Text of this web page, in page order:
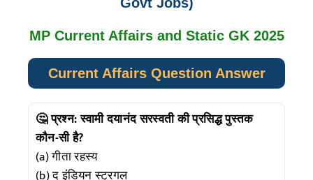
MP Current Affairs and Static GK 2025
Current Affairs Question Answer
🤔 प्रश्न: स्वामी दयानंद सरस्वती की प्रसिद्ध पुस्तक
कौन-सी है?
(a) गीता रहस्य
(b) द इंडियन स्ट्रगल